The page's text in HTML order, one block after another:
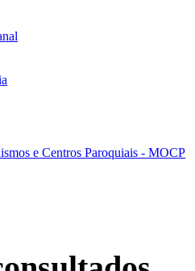
e Centros Paroquiais - MOCP